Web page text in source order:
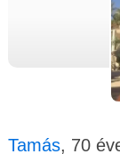
Tamás, 70